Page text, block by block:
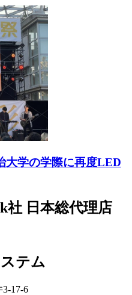
大学の学際に再度LED
日本総代理店
テム
17-6